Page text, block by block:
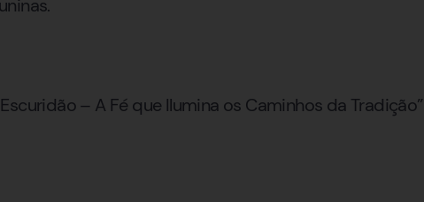
– A Fé que Ilumina os Caminhos da Tradição”